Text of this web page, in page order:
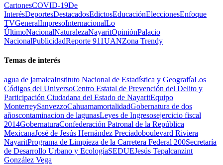
CartonesCOVID-19De
InterésDeportesDestacadosEdictosEducaciónEleccionesEnfoque
TVGeneralImpresoInternacionalLo
ÚltimoNacionalNaturalezaNayaritOpiniónPalacio
NacionalPublicidadReporte 911UANZona Trendy
Temas de interés
agua de jamaicaInstituto Nacional de Estadística y GeografíaLos
Códigos del UniversoCentro Estatal de Prevención del Delito y
Participación Ciudadana del Estado de NayaritEquipo
MonterreySanvezzoCahuamamortalidadGobernatura de dos
añoscontaminacion de lagunasLeyes de Ingresosejercicio fiscal
2014GobernaturaConfederación Patronal de la República
MexicanaJosé de Jesús Hernández Preciadoboulevard Riviera
NayaritPrograma de Limpieza de la Carretera Federal 200Secretaría
de Desarrollo Urbano y EcologíaSEDUEJesús Tepalcanzint
González Vega